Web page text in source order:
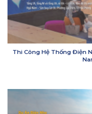
Thi Công Hệ Thống Điện